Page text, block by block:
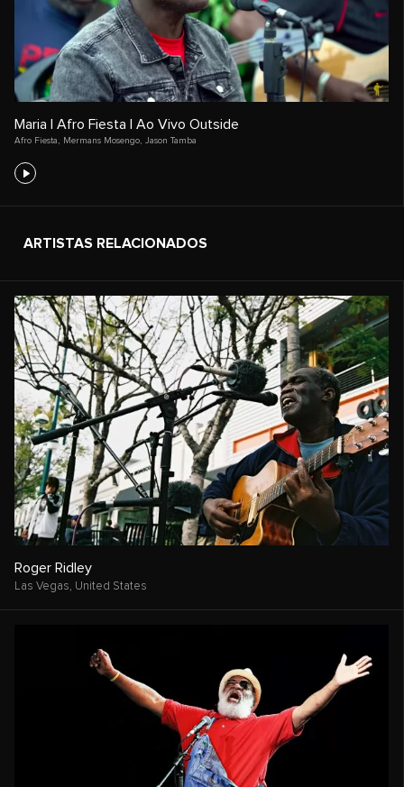
Maria | Afro Fiesta | Ao Vivo Outside
Afro Fiesta , Mermans Mosengo, Jason Tamba
ARTISTAS RELACIONADOS
Roger Ridley
Las Vegas, United States